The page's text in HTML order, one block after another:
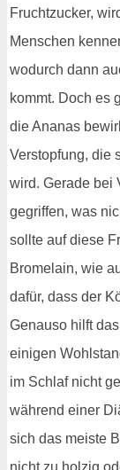
Fruchtzucker,
Menschen
wodurch dann
kommt. Doch es
die Ananas
Verstopfung, die
wird. Gerade bei
gegriffen, was
sollte auf diese
Bromelain, wie
dafür, dass der
Genauso hilft
einigen
im Schlaf nicht
während einer
sich das meiste
nicht zu holzig